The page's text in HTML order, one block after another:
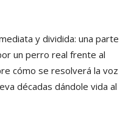
y dividida: una parte
un perro real frente al
cómo se resolverá la voz
décadas dándole vida al